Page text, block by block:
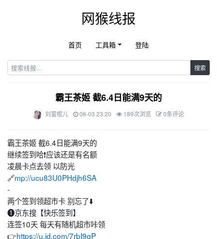
网猴线报
首页 工具箱 登陆
搜索
霸王茶姬 截6.4日能满9天的
刘富棍儿 06-03 23:20 189次浏览 0条评论
霸王茶姬 截6.4日能满9天的
继续签到哈❗应该还是有名额
凌晨卡点去领 以防光
🔗mp://ucu83U0PHdjh6SA
-
两个签到领超市卡 别忘了⬇️
❶京东搜【快乐签到】
连签10天 每天有随机超市咔领
👉https://u.jd.com/7rbI9gP